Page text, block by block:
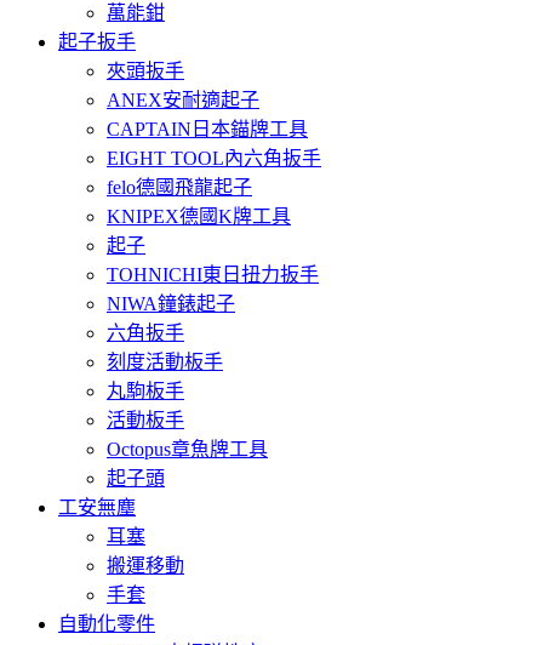
萬能鉗
起子扳手
夾頭扳手
ANEX安耐適起子
CAPTAIN日本錨牌工具
EIGHT TOOL內六角扳手
felo德國飛龍起子
KNIPEX德國K牌工具
起子
TOHNICHI東日扭力扳手
NIWA鐘錶起子
六角扳手
刻度活動板手
丸駒板手
活動板手
Octopus章魚牌工具
起子頭
工安無塵
耳塞
搬運移動
手套
自動化零件